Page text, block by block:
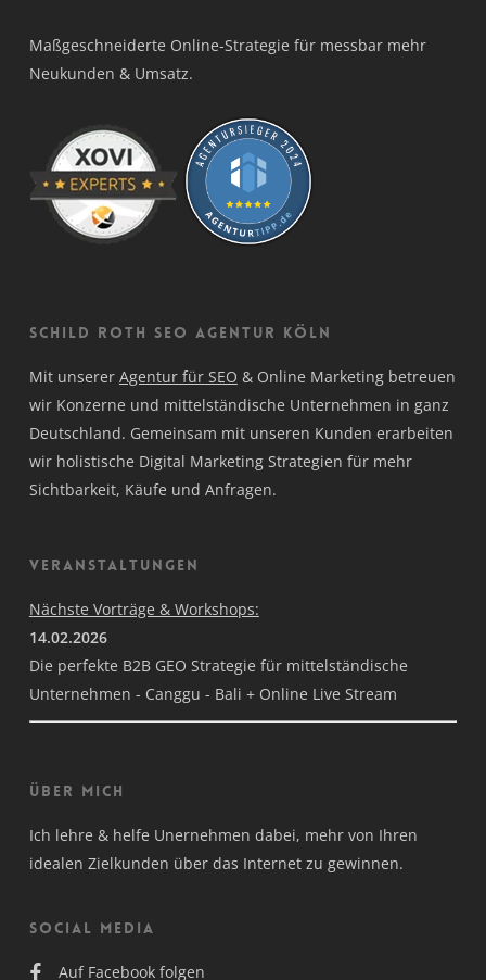
Maßgeschneiderte Online-Strategie für messbar mehr
Neukunden & Umsatz.
Schild Roth SEO Agentur Köln
Mit unserer Agentur für SEO & Online Marketing betreuen
wir Konzerne und mittelständische Unternehmen in ganz
Deutschland. Gemeinsam mit unseren Kunden erarbeiten
wir holistische Digital Marketing Strategien für mehr
Sichtbarkeit, Käufe und Anfragen.
Veranstaltungen
Nächste Vorträge & Workshops:
14.02.2026
Die perfekte B2B GEO Strategie für mittelständische
Unternehmen - Canggu - Bali + Online Live Stream
Über mich
Ich lehre & helfe Unernehmen dabei, mehr von Ihren
idealen Zielkunden über das Internet zu gewinnen.
Social Media
Auf Facebook folgen